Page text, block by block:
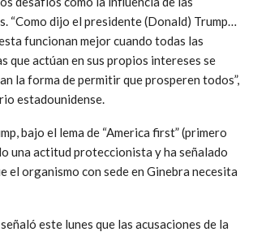
“Como dijo el presidente (Donald) Trump…
funcionan mejor cuando todas las
que actúan en sus propios intereses se
la forma de permitir que prosperen todos”,
estadounidense.
bajo el lema de “America first” (primero
una actitud proteccionista y ha señalado
el organismo con sede en Ginebra necesita
este lunes que las acusaciones de la